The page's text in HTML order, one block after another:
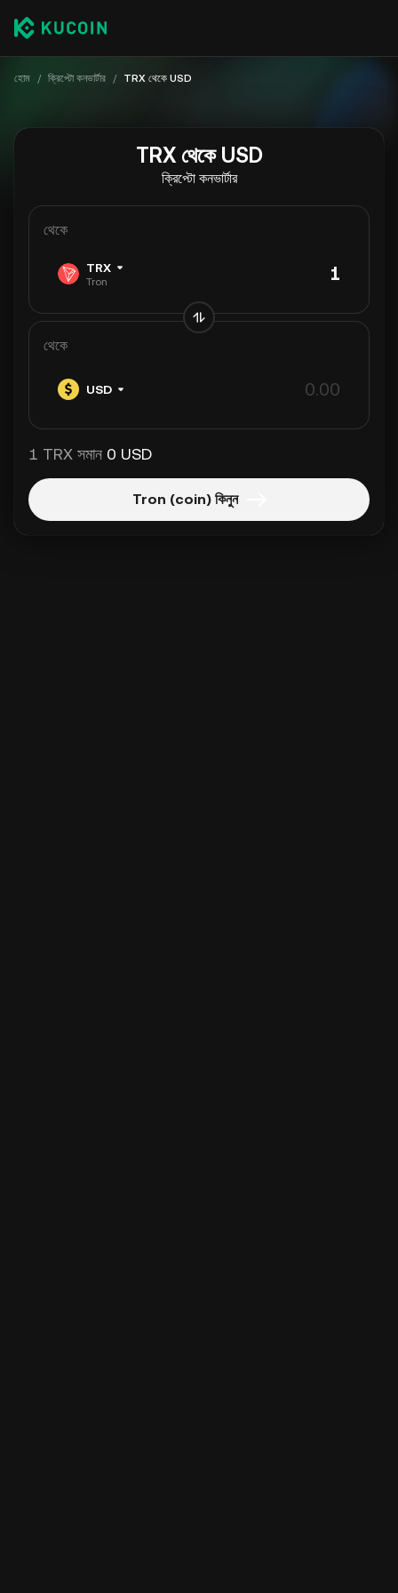
হোম / ক্রিপ্টো কনভার্টার / TRX থেকে USD
TRX থেকে USD
ক্রিপ্টো কনভার্টার
থেকে
TRX
Tron
থেকে
USD
1 TRX সমান 0 USD
Tron (coin) কিনুন